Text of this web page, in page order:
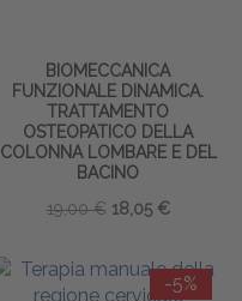
BIOMECCANICA
FUNZIONALE DINAMICA.
TRATTAMENTO
OSTEOPATICO DELLA
COLONNA LOMBARE E DEL
BACINO
19,00 € 18,05 €
-5%